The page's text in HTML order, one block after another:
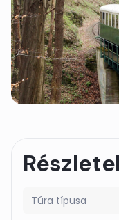
Túra típusa